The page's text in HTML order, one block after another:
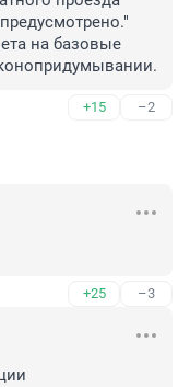
на базовые
+15 –2
+25 –3